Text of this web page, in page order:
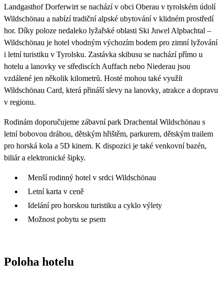
Landgasthof Dorferwirt se nachází v obci Oberau v tyrolském údolí
Wildschönau a nabízí tradiční alpské ubytování v klidném prostředí
hor. Díky poloze nedaleko lyžařské oblasti Ski Juwel Alpbachtal –
Wildschönau je hotel vhodným výchozím bodem pro zimní lyžování
i letní turistiku v Tyrolsku. Zastávka skibusu se nachází přímo u
hotelu a lanovky ve střediscích Auffach nebo Niederau jsou
vzdálené jen několik kilometrů. Hosté mohou také využít
Wildschönau Card, která přináší slevy na lanovky, atrakce a dopravu
v regionu.
Rodinám doporučujeme zábavní park Drachental Wildschönau s
letní bobovou dráhou, dětským hřištěm, parkurem, dětským trailem
pro horská kola a 5D kinem. K dispozici je také venkovní bazén,
biliár a elektronické šipky.
Menší rodinný hotel v srdci Wildschönau
Letní karta v ceně
Idelání pro horskou turistiku a cyklo výlety
Možnost pobytu se psem
Poloha hotelu